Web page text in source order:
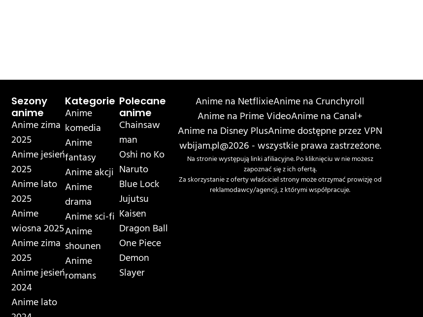
Sezony
anime
Anime zima
2025
Anime jesień
2025
Anime lato
2025
Anime
wiosna 2025
Anime zima
2025
Anime jesień
2024
Anime lato
Kategorie
Anime
komedia
Anime
fantasy
Anime akcji
Anime
drama
Anime sci-fi
Anime
shounen
Anime
romans
Polecane
anime
Chainsaw
man
Oshi no Ko
Naruto
Blue Lock
Jujutsu
Kaisen
Dragon Ball
One Piece
Demon
Slayer
Anime na NetflixieAnime na Crunchyroll
Anime na Prime VideoAnime na Canal+
Anime na Disney PlusAnime dostępne przez VPN
wbijam.pl@2026 - wszystkie prawa zastrzeżone.
Na stronie występują linki afiliacyjne. Po kliknięciu w nie możesz
zapoznać się z ich ofertą.
Za skorzystanie z oferty właściciel strony może otrzymać prowizję od
reklamodawcy/agencji, z którymi współpracuje.